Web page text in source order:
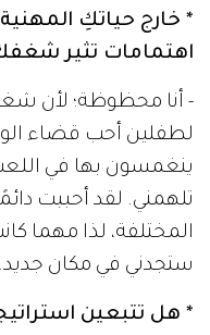
* خارج حياتكِ
اهتمامات تثير
- أنا محظوظة؛ لأن
لطفلين أحب قضاء
ينغمسون بها في
تلهمني. لقد أحببت
المختلفة، لذا مهما
ستجدني في مكان جديد.
* هل تتبعين